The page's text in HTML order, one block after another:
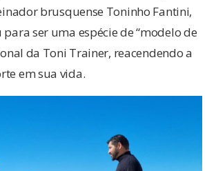
brusquense Toninho Fantini,
ser uma espécie de “modelo de
da Toni Trainer, reacendendo a
em sua vida.